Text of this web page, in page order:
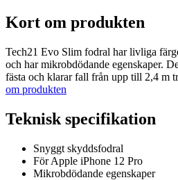
Kort om produkten
Tech21 Evo Slim fodral har livliga
och har mikrobdödande egenskaper.
fästa och klarar fall från upp till 2,4 m
om produkten
Teknisk specifikation
Snyggt skyddsfodral
För Apple iPhone 12 Pro
Mikrobdödande egenskaper